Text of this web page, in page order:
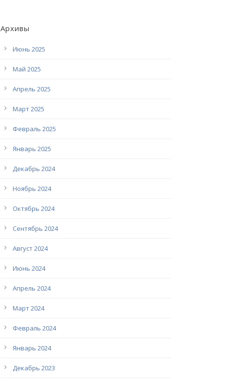
Архивы
Июнь 2025
Май 2025
Апрель 2025
Март 2025
Февраль 2025
Январь 2025
Декабрь 2024
Ноябрь 2024
Октябрь 2024
Сентябрь 2024
Август 2024
Июнь 2024
Апрель 2024
Март 2024
Февраль 2024
Январь 2024
Декабрь 2023